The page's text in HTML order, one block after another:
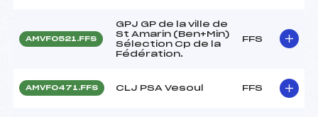
AMVF0521.FFS
GPJ GP de la ville de
St Amarin (Ben+Min)
Sélection Cp de la
Fédération.
FFS
AMVF0471.FFS CLJ PSA Vesoul FFS